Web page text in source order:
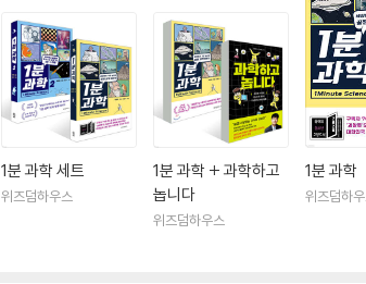
1분 과학 세트
위즈덤하우스
1분 과학 + 과학하고
놉니다
위즈덤하우스
1분 과학
위즈덤하